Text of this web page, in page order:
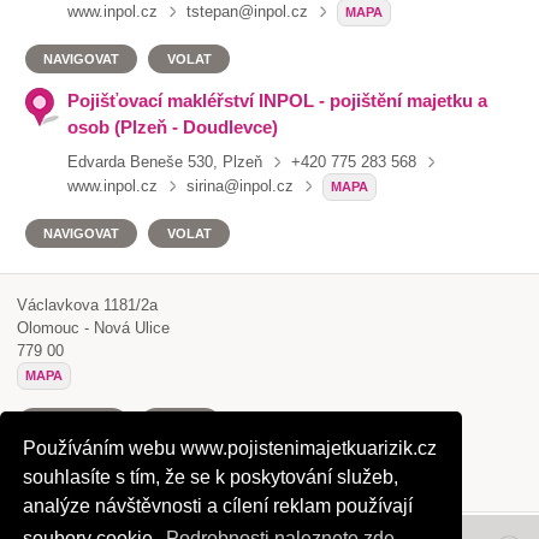
Používáním webu www.pojistenimajetkuarizik.cz
souhlasíte s tím, že se k poskytování služeb,
analýze návštěvnosti a cílení reklam používají
www.inpol.cz tstepan@inpol.cz MAPA
NAVIGOVAT VOLAT
Pojišťovací makléřství INPOL - pojištění majetku a
osob (Plzeň - Doudlevce)
Edvarda Beneše 530, Plzeň
+420 775 283 568
www.inpol.cz
sirina@inpol.cz MAPA
NAVIGOVAT VOLAT
Václavkova 1181/2a
Olomouc - Nová Ulice
779 00
MAPA
ULOŽIT KONTAKT